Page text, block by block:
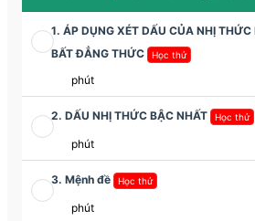
1. ÁP DỤNG XÉT DẤU CỦA NHỊ
BẤT ĐẲNG THỨC
Học thử
phút
2. DẤU NHỊ THỨC BẬC NHẤT Học thử
phút
3. Mệnh đề Học thử
phút